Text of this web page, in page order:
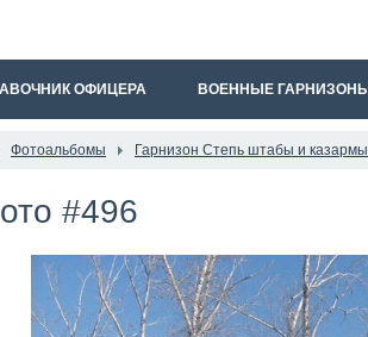
ОФИЦЕРА ВОЕННЫЕ ГАРНИЗОНЫ
Фотоальбомы Гарнизон Степь штабы и казармы
#496